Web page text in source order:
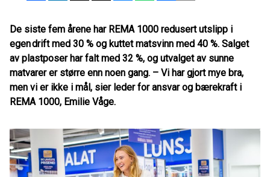
De siste fem årene har REMA 1000 redusert utslipp i
egen drift med 30 % og kuttet matsvinn med 40 %. Salget
av plastposer har falt med 32 %, og utvalget av sunne
matvarer er større enn noen gang. – Vi har gjort mye bra,
men vi er ikke i mål, sier leder for ansvar og bærekraft i
REMA 1000, Emilie Våge.